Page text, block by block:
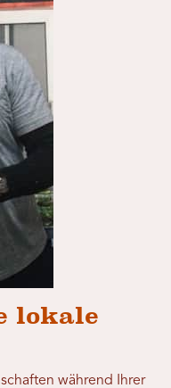
lokale
während Ihrer